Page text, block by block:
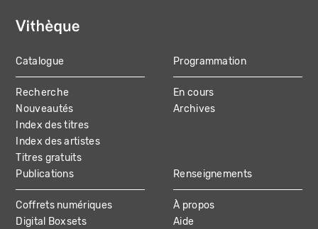
MAIN
NAVIGATION
Catalogue
Recherche
Nouveautés
Index des titres
Index des artistes
Titres gratuits
Programmation
En cours
Archives
Publications
Coffrets numériques
Digital Boxsets
Renseignements
À propos
Aide